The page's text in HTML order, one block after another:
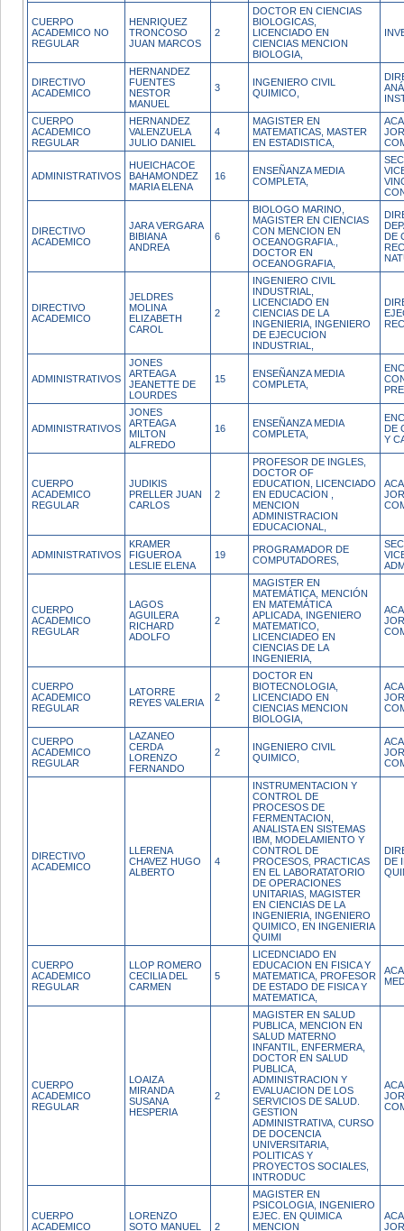
CUERPO
ACADEMICO NO
REGULAR
HENRIQUEZ
TRONCOSO
JUAN MARCOS
2
DOCTOR EN CIENCIAS
BIOLOGICAS,
LICENCIADO EN
CIENCIAS MENCION
BIOLOGIA,
DIRECTIVO
ACADEMICO
HERNANDEZ
FUENTES
NESTOR
MANUEL
3
INGENIERO CIVIL
QUIMICO,
CUERPO
ACADEMICO
REGULAR
HERNANDEZ
VALENZUELA
JULIO DANIEL
4
MAGISTER EN
MATEMATICAS, MASTER
EN ESTADISTICA,
ADMINISTRATIVOS
HUEICHACOE
BAHAMONDEZ
MARIA ELENA
16
ENSEÑANZA MEDIA
COMPLETA,
DIRECTIVO
ACADEMICO
JARA VERGARA
BIBIANA
ANDREA
6
BIOLOGO MARINO,
MAGISTER EN CIENCIAS
CON MENCION EN
OCEANOGRAFIA.,
DOCTOR EN
OCEANOGRAFIA,
DE
DIRECTIVO
ACADEMICO
JELDRES
MOLINA
ELIZABETH
CAROL
2
INGENIERO CIVIL
INDUSTRIAL,
LICENCIADO EN
CIENCIAS DE LA
INGENIERIA, INGENIERO
DE EJECUCION
INDUSTRIAL,
ADMINISTRATIVOS
JONES
ARTEAGA
JEANETTE DE
LOURDES
15
ENSEÑANZA MEDIA
COMPLETA,
ADMINISTRATIVOS
JONES
ARTEAGA
MILTON
ALFREDO
16
ENSEÑANZA MEDIA
COMPLETA,
DE
Y
CUERPO
ACADEMICO
REGULAR
JUDIKIS
PRELLER JUAN
CARLOS
2
PROFESOR DE INGLES,
DOCTOR OF
EDUCATION, LICENCIADO
EN EDUCACION ,
MENCION
ADMINISTRACION
EDUCACIONAL,
ADMINISTRATIVOS
KRAMER
FIGUEROA
LESLIE ELENA
19
PROGRAMADOR DE
COMPUTADORES,
CUERPO
ACADEMICO
REGULAR
LAGOS
AGUILERA
RICHARD
ADOLFO
2
MAGISTER EN
MATEMÁTICA, MENCIÓN
EN MATEMÁTICA
APLICADA, INGENIERO
MATEMATICO,
LICENCIADEO EN
CIENCIAS DE LA
INGENIERIA,
CUERPO
ACADEMICO
REGULAR
LATORRE
REYES VALERIA
2
DOCTOR EN
BIOTECNOLOGIA,
LICENCIADO EN
CIENCIAS MENCION
BIOLOGIA,
CUERPO
ACADEMICO
REGULAR
LAZANEO
CERDA
LORENZO
FERNANDO
2
INGENIERO CIVIL
QUIMICO,
DIRECTIVO
ACADEMICO
LLERENA
CHAVEZ HUGO
ALBERTO
4
INSTRUMENTACION Y
CONTROL DE
PROCESOS DE
FERMENTACION,
ANALISTA EN SISTEMAS
IBM, MODELAMIENTO Y
CONTROL DE
PROCESOS, PRACTICAS
EN EL LABORATATORIO
DE OPERACIONES
UNITARIAS, MAGISTER
EN CIENCIAS DE LA
INGENIERIA, INGENIERO
QUIMICO, EN INGENIERIA
QUIMI
DE
CUERPO
ACADEMICO
REGULAR
LLOP ROMERO
CECILIA DEL
CARMEN
5
LICEDNCIADO EN
EDUCACION EN FISICA Y
MATEMATICA, PROFESOR
DE ESTADO DE FISICA Y
MATEMATICA,
CUERPO
ACADEMICO
REGULAR
LOAIZA
MIRANDA
SUSANA
HESPERIA
2
MAGISTER EN SALUD
PUBLICA, MENCION EN
SALUD MATERNO
INFANTIL, ENFERMERA,
DOCTOR EN SALUD
PUBLICA,
ADMINISTRACION Y
EVALUACION DE LOS
SERVICIOS DE SALUD.
GESTION
ADMINISTRATIVA, CURSO
DE DOCENCIA
UNIVERSITARIA,
POLITICAS Y
PROYECTOS SOCIALES,
INTRODUC
CUERPO
ACADEMICO
LORENZO
SOTO MANUEL
2
MAGISTER EN
PSICOLOGIA, INGENIERO
EJEC. EN QUIMICA
MENCION